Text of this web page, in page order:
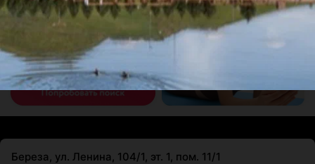
Береза, ул. Ленина, 104/1, эт. 1, пом. 11/1